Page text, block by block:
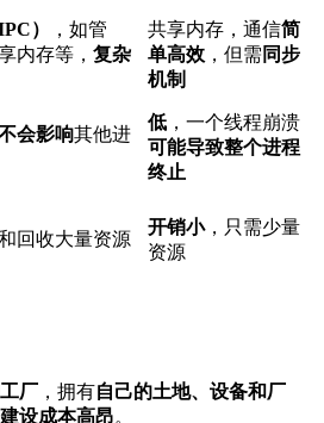
）
，如管
内存等， 复杂
共享内存，通信简
单高效 ，但需同步
机制
会影响其他进
低 ，一个线程崩溃
可能导致整个进程
终止
回收大量资源
开销小，只需少量
资源
厂 ，拥有自己的土地、设备和厂
建设成本高昂。